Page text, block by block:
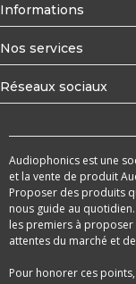
Informations
Nos services
Réseaux sociaux
Audiophonics est une
et la vente de produit
Proposer des produits
nous guide au
les premiers à
attentes du marché et
Pour honorer ces